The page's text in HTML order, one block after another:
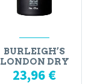
BURLEIGH’S
LONDON DRY
23,96 €